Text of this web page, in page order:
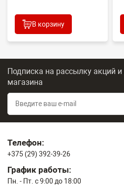
В корзину
Подписка на рассылку акций
магазина
Телефон:
+375 (29) 392-39-26
График работы:
Пн. - Пт. с 9:00 до 18:00